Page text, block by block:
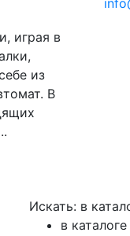
играя в
из
В
Искать: в
в каталоге